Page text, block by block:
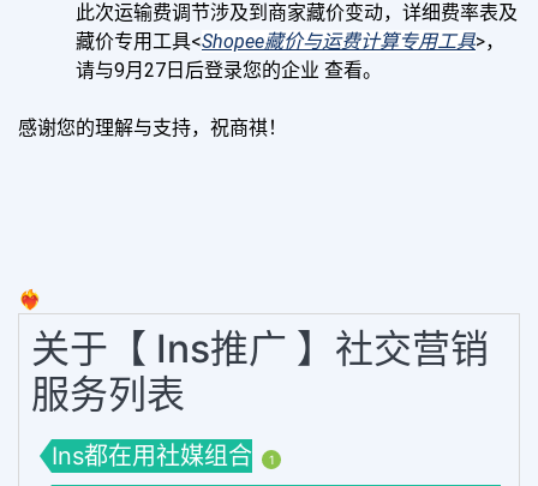
此次运输费调节涉及到商家藏价变动，详细费率表及
藏价专用工具<Shopee藏价与运费计算专用工具>，
请与9月27日后登录您的企业 查看。
感谢您的理解与支持，祝商祺！
❤️‍🔥
关于【 Ins推广 】社交营销
服务列表
Ins都在用社媒组合 1